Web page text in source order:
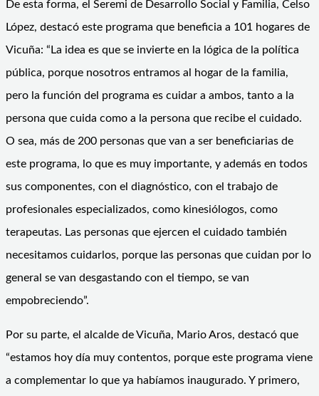
De esta forma, el Seremi de Desarrollo Social y Familia, Celso
López, destacó este programa que beneficia a 101 hogares de
Vicuña: “La idea es que se invierte en la lógica de la política
pública, porque nosotros entramos al hogar de la familia,
pero la función del programa es cuidar a ambos, tanto a la
persona que cuida como a la persona que recibe el cuidado.
O sea, más de 200 personas que van a ser beneficiarias de
este programa, lo que es muy importante, y además en todos
sus componentes, con el diagnóstico, con el trabajo de
profesionales especializados, como kinesiólogos, como
terapeutas. Las personas que ejercen el cuidado también
necesitamos cuidarlos, porque las personas que cuidan por lo
general se van desgastando con el tiempo, se van
empobreciendo”.
Por su parte, el alcalde de Vicuña, Mario Aros, destacó que
“estamos hoy día muy contentos, porque este programa viene
a complementar lo que ya habíamos inaugurado. Y primero,